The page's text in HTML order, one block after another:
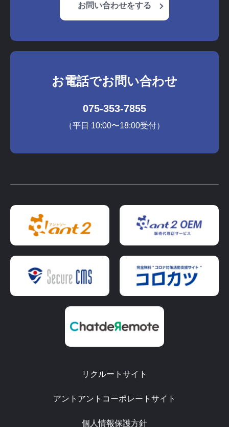
お問い合わせをする
お電話でお問い合わせ
075-353-7855
（平日 10:00〜18:00受付）
リクルートサイト
アントアントコーポレートサイト
個人情報保護方針